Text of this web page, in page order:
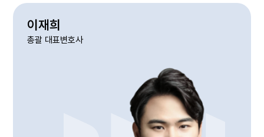
이재희
총괄 대표변호사